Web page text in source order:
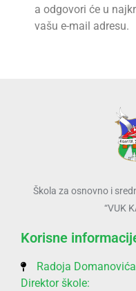
a odgovori će u
vašu e-mail adresu.
Škola za osnovno i
“VUK
Korisne
Radoja
Direktor škole: